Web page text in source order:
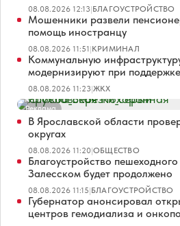
08.08.2026 12:13|БЛАГОУСТРОЙСТВО
Мошенники развели
помощь иностранцу
08.08.2026 11:51|КРИМИНАЛ
Коммунальную
модернизируют при
08.08.2026 11:23|ЖКХ
Реклама
В Ярославской области
округах
08.08.2026 11:20|ОБЩЕСТВО
Благоустройство
Залесском будет продолжено
08.08.2026 11:15|БЛАГОУСТРОЙСТВО
Губернатор анонсировал
центров гемодиализа и